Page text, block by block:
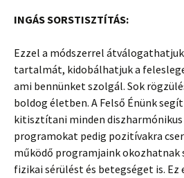
INGÁS SORSTISZTÍTÁS:
Ezzel a módszerrel
tartalmát, kidobálhatjuk a
ami bennünket szolgál. Sok
boldog életben. A Felső Énünk
kitisztítani minden diszharmónikus
programokat pedig pozitívakra
működő programjaink okozhatnak
fizikai sérülést és betegséget is.